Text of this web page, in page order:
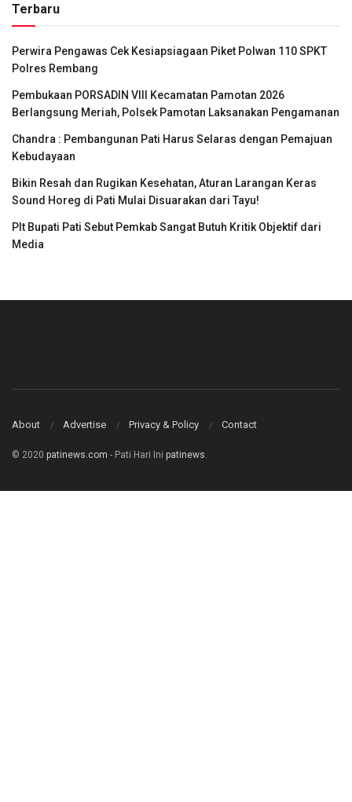
Terbaru
Perwira Pengawas Cek Kesiapsiagaan Piket Polwan 110 SPKT
Polres Rembang
Pembukaan PORSADIN VIII Kecamatan Pamotan 2026
Berlangsung Meriah, Polsek Pamotan Laksanakan Pengamanan
Chandra : Pembangunan Pati Harus Selaras dengan Pemajuan
Kebudayaan
Bikin Resah dan Rugikan Kesehatan, Aturan Larangan Keras
Sound Horeg di Pati Mulai Disuarakan dari Tayu!
Plt Bupati Pati Sebut Pemkab Sangat Butuh Kritik Objektif dari
Media
About Advertise Privacy & Policy Contact
© 2020 patinews.com - Pati Hari Ini patinews.